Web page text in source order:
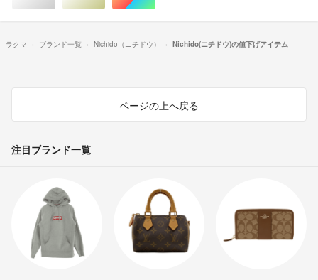
ラクマ ブランド一覧 Nichido（ニチドウ） Nichido(ニチドウ)の値下げアイテム
ページの上へ戻る
注目ブランド一覧